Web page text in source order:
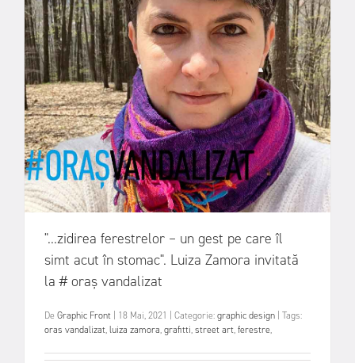
"...zidirea ferestrelor – un gest pe care îl
simt acut în stomac". Luiza Zamora invitată
la # oraș vandalizat
De Graphic Front 18 Mai, 2021 Categorie:graphic design Tags:
oras vandalizat,luiza zamora,grafitti,street art,ferestre,